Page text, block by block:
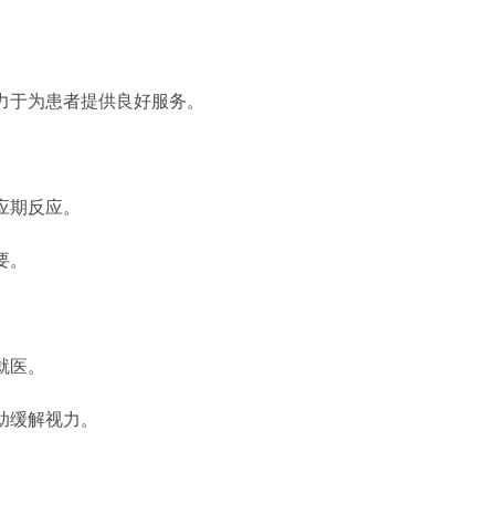
为患者提供良好服务。
反应。
。
解视力。